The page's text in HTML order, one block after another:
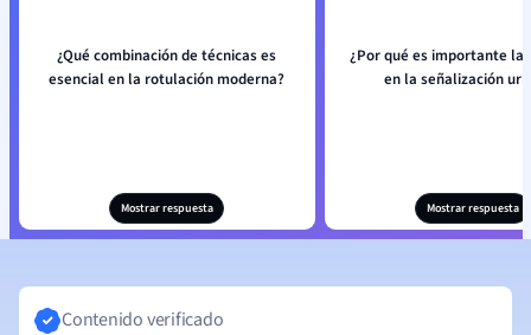
¿Qué combinación de técnicas es
esencial en la rotulación moderna?
Mostrar respuesta
¿Por qué es importante la
en la señalización
Mostrar respuesta
Contenido verificado